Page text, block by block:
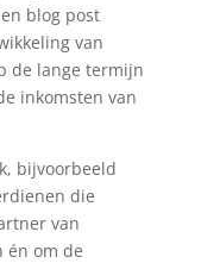
blog post
van
de lange termijn
inkomsten van
bijvoorbeeld
die
van
én om de